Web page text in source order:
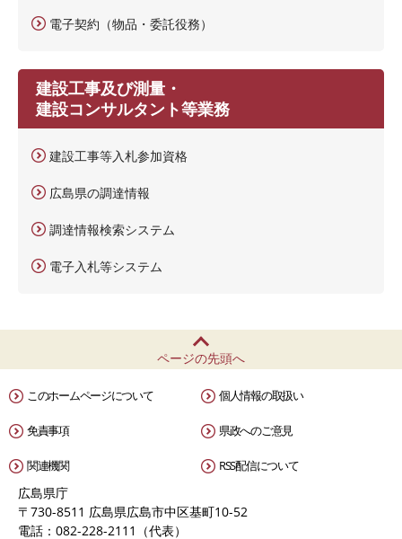
電子契約（物品・委託役務）
建設工事及び測量・
建設コンサルタント等業務
建設工事等入札参加資格
広島県の調達情報
調達情報検索システム
電子入札等システム
ページの先頭へ
このホームページについて 個人情報の取扱い
免責事項 県政へのご意見
関連機関 RSS配信について
広島県庁
〒730-8511 広島県広島市中区基町10-52
電話：082-228-2111（代表）